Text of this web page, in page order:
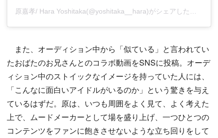
原嘉孝/ Hara Yoshitaka(@yoshitaka__hara)がシェアした投稿
また、オーディション中から「似ている」と言われてい
たおばたのお兄さんとのコラボ動画をSNSに投稿。オーデ
ィション中のストイックなイメージを持っていた人には、
「こんなに面白いアイドルがいるのか」という驚きを与え
ているはずだ。原は、いつも周囲をよく見て、よく考えた
上で、ムードメーカーとして場を盛り上げ、一つひとつの
コンテンツをファンに飽きさせないような立ち回りをして